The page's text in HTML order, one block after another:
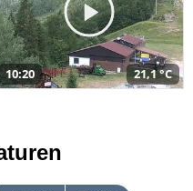
10:20 21,1 °C